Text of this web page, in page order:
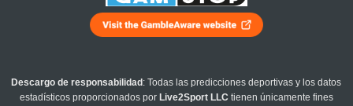
Descargo de responsabilidad : Todas las predicciones deportivas y los datos
estadísticos proporcionados por Live2Sport LLC tienen únicamente fines